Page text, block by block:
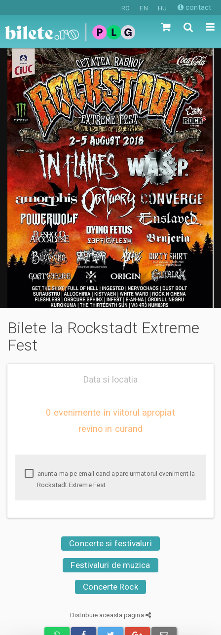
RO EN HU contact
Bilete la Rockstadt Extreme
Fest
Data si locatia
0 evenimente in viitorul apropiat
revino in curand
Rockstadt Extreme Fest
Concerte si festivaluri
Festivaluri de muzica
Concerte Rock
Distribuie aceasta pagina